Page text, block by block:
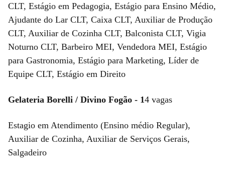
CLT, Estágio em Pedagogia, Estágio para Ensino Médio,
Ajudante do Lar CLT, Caixa CLT, Auxiliar de Produção
CLT, Auxiliar de Cozinha CLT, Balconista CLT, Vigia
Noturno CLT, Barbeiro MEI, Vendedora MEI, Estágio
para Gastronomia, Estágio para Marketing, Líder de
Equipe CLT, Estágio em Direito
Gelateria Borelli / Divino Fogão - 14 vagas
Estagio em Atendimento (Ensino médio Regular),
Auxiliar de Cozinha, Auxiliar de Serviços Gerais,
Salgadeiro